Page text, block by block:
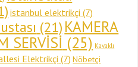
istanbul elektrikçi (7)
(21)KAMERA
SERVİSİ (25) Kavaklı
Elektrikçi (7) Nöbetçi